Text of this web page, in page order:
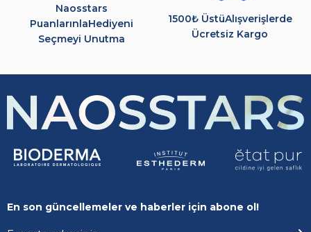
Naosstars
PuanlarınlaHediyeni
Seçmeyi Unutma
1500₺ ÜstüAlışverişlerde
Ücretsiz Kargo
En son güncellemeler ve haberler için abone ol!